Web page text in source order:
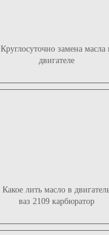
Круглосуточно замена масла
двигателе
Какое лить масло в
ваз 2109 карбюратор